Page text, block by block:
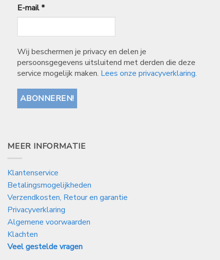
E-mail*
Wij beschermen je privacy en delen je
persoonsgegevens uitsluitend met derden die deze
service mogelijk maken. Lees onze privacyverklaring.
MEER INFORMATIE
Klantenservice
Betalingsmogelijkheden
Verzendkosten, Retour en garantie
Privacyverklaring
Algemene voorwaarden
Klachten
Veel gestelde vragen